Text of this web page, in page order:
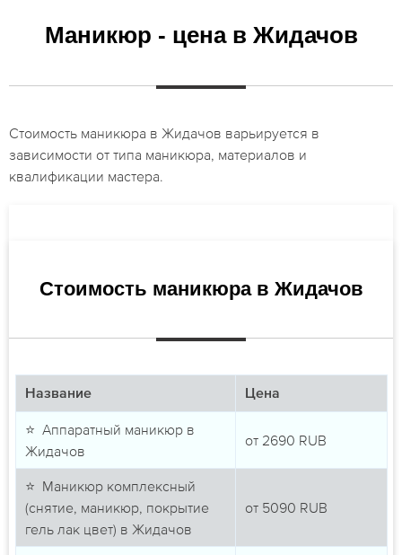
Маникюр - цена в Жидачов
Стоимость маникюра в Жидачов варьируется в
зависимости от типа маникюра, материалов и
квалификации мастера.
Стоимость маникюра в Жидачов
Название Цена
⭐ Аппаратный маникюр в
Жидачов
от 2690 RUB
⭐ Маникюр комплексный
(снятие, маникюр, покрытие
гель лак цвет) в Жидачов
от 5090 RUB